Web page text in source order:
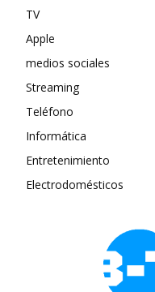
TV
Apple
medios sociales
Streaming
Teléfono
Informática
Entretenimiento
Electrodomésticos